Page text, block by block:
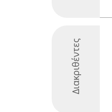
Διακριθέντες